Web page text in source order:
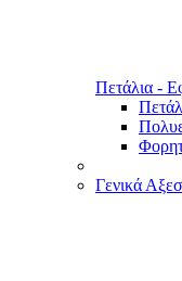
Πετάλια -
Γενικά